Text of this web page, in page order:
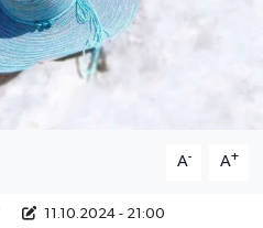
A- A+
11.10.2024 - 21:00